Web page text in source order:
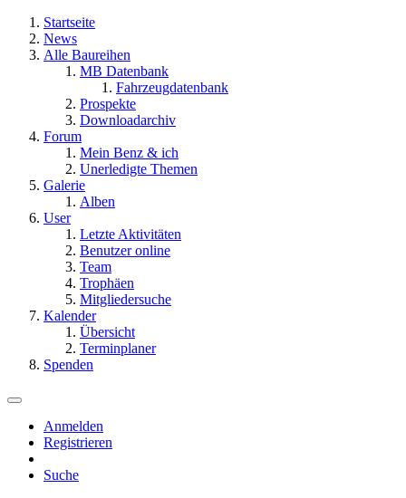
Startseite
News
Alle Baureihen
MB Datenbank
Fahrzeugdatenbank
Prospekte
Downloadarchiv
Forum
Mein Benz & ich
Unerledigte Themen
Galerie
Alben
User
Letzte Aktivitäten
Benutzer online
Team
Trophäen
Mitgliedersuche
Kalender
Übersicht
Terminplaner
Spenden
Anmelden
Registrieren
Suche